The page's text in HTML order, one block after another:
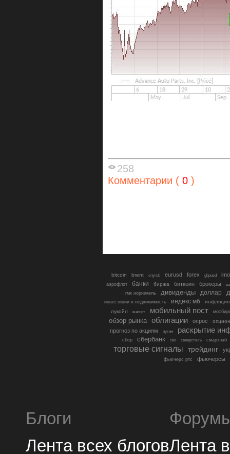
258
Комментарии ( 0 )
bitcoin brent cnyrub eurusd forex gbpusd
аэрофлот банки биржа биткоин брокеры
гмк норникель
дивиденды доллар
инвестиции в недвижимость индекс мб
инфляция
лукойл
магнит мобильный пост
обзор рынка облигации опрос
прогноз по акциям путин раскрытие
сбер сбербанк сво северсталь смартлаб
торговые сигналы трейдинг
фьючерс ртс фьючерсы
Блоги
Лента всех блоговЛента